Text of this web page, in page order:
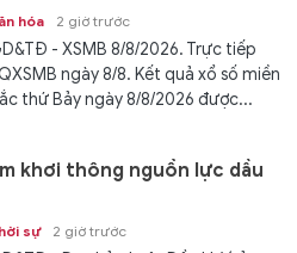
hóa 2 giờ trước
- XSMB 8/8/2026. Trực tiếp
ngày 8/8. Kết quả xổ số miền
thứ Bảy ngày 8/8/2026 được...
khơi thông nguồn lực dầu
sự 2 giờ trước